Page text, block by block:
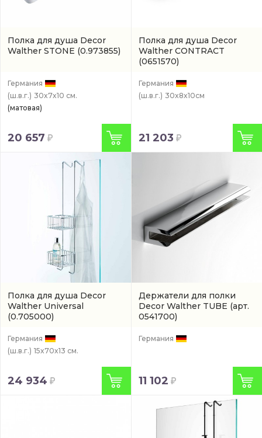
Полка для душа Decor
Walther STONE (0.973855)
Германия
(ш.в.г.) 30x7x10 см.
(матовая)
20 657
Полка для душа Decor
Walther CONTRACT
(0651570)
Германия
(ш.в.г.) 30x8x10см
21 203
Полка для душа Decor
Walther Universal
(0.705000)
Германия
(ш.в.г.) 15x70x13 см.
24 934
Держатели для полки
Decor Walther TUBE (арт.
0541700)
Германия
11 102